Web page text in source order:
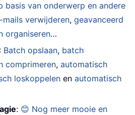
basis van onderwerp en andere
mails verwijderen,geavanceerd
organiseren…
: Batch opslaan, batch
comprimeren,automatisch
loskoppelen enautomatisch
: 😊 Nog meer mooie en